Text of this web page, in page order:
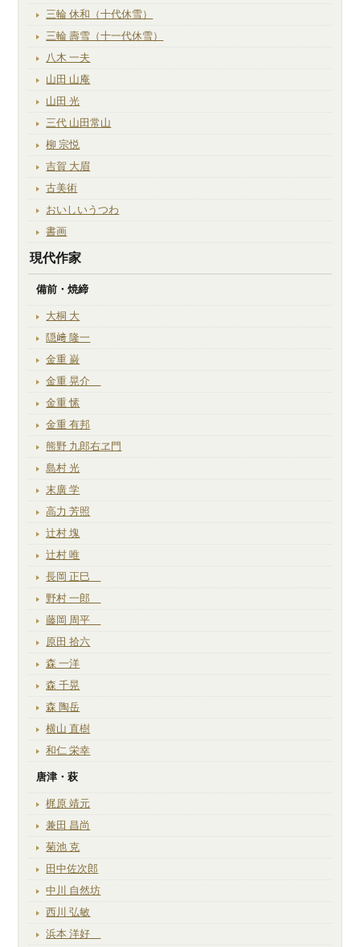
三輪 休和（十代休雪）
三輪 壽雪（十一代休雪）
八木 一夫
山田 山庵
山田 光
三代 山田常山
柳 宗悦
吉賀 大眉
古美術
おいしいうつわ
書画
現代作家
備前・焼締
大桐 大
隠﨑 隆一
金重 巌
金重 晃介
金重 愫
金重 有邦
熊野 九郎右ヱ門
島村 光
末廣 学
高力 芳照
辻村 塊
辻村 唯
長岡 正巳
野村 一郎
藤岡 周平
原田 拾六
森 一洋
森 千晃
森 陶岳
横山 直樹
和仁 栄幸
唐津・萩
梶原 靖元
兼田 昌尚
菊池 克
田中佐次郎
中川 自然坊
西川 弘敏
浜本 洋好